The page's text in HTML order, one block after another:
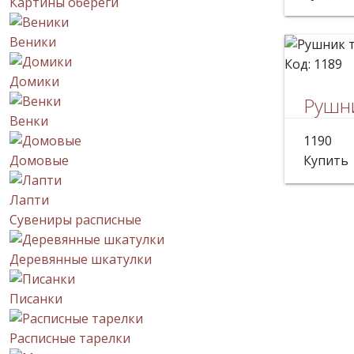
Веники
Домики
Венки
Домовые
Лапти
Сувениры расписные
Деревянные шкатулки
Писанки
Расписные тарелки
Код: 1189
Длина:
1190
Купить